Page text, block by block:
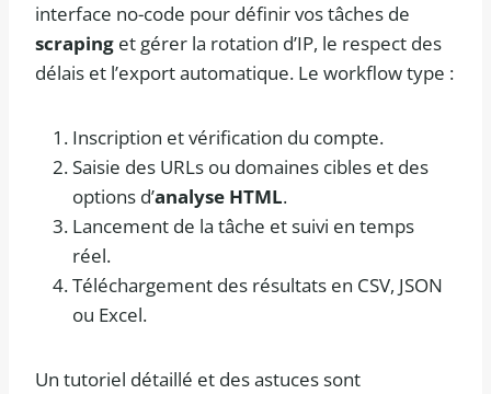
interface no-code pour définir vos tâches de
scraping et gérer la rotation d’IP, le respect des
délais et l’export automatique. Le workflow type :
Inscription et vérification du compte.
Saisie des URLs ou domaines cibles et des
options d’analyse HTML.
Lancement de la tâche et suivi en temps
réel.
Téléchargement des résultats en CSV, JSON
ou Excel.
Un tutoriel détaillé et des astuces sont